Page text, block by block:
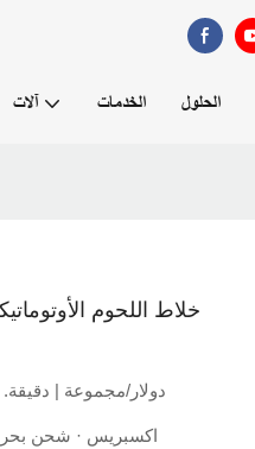
آلات الخدمات الحلول
خلاط اللحوم الأوتوماتيكي
2850.0 دولار/مجموعة | دقيقة.
اكسبريس · شحن